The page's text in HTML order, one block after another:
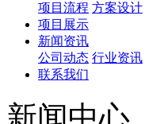
项目流程 方案设计
项目展示
新闻资讯
公司动态 行业资讯
联系我们